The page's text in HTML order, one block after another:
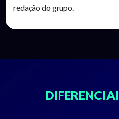
redação do grupo.